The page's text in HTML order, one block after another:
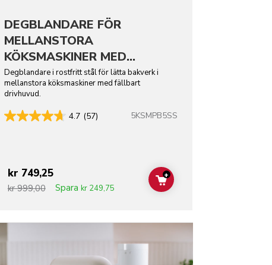
DEGBLANDARE FÖR
MELLANSTORA
KÖKSMASKINER MED
FÄLLBART DRIVHUVUD -
ROSTFRITT STÅL
Degblandare i rostfritt stål för lätta bakverk i
mellanstora köksmaskiner med fällbart
drivhuvud.
4.7 (57) 5KSMPB5SS
kr 749,25
kr 999,00 Spara kr 249,75 ADD TO CART
+